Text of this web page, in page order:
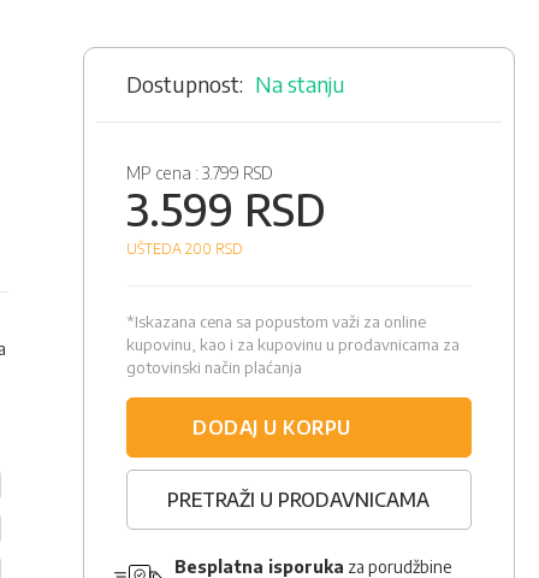
Na stanju
MP cena : 3.799 RSD
3.599 RSD
UŠTEDA 200 RSD
*Iskazana cena sa popustom važi za online
kupovinu, kao i za kupovinu u prodavnicama za
gotovinski način plaćanja
DODAJ U KORPU
PRETRAŽI U PRODAVNICAMA
Besplatna isporuka za porudžbine